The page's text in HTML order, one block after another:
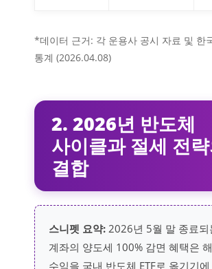
*데이터 근거: 각 운용사 공시 자료 및 한
통계 (2026.04.08)
2. 2026년 반도체
사이클과 절세 전
결합
스니펫 요약: 2026년 5월 말 종료되
계좌의 양도세 100% 감면 혜택은
수익을 국내 반도체 ETF로 옮기기